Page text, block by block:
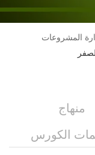
المشروعات
منهاج
الكورس